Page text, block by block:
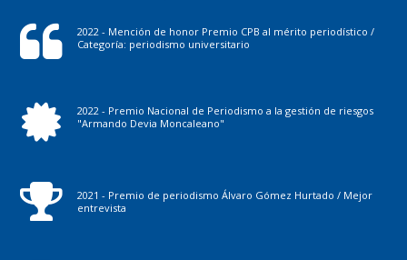
2022 - Mención de honor Premio CPB al mérito periodístico /
Categoría: periodismo universitario
2022 - Premio Nacional de Periodismo a la gestión de riesgos
"Armando Devia Moncaleano"
2021 - Premio de periodismo Álvaro Gómez Hurtado / Mejor
entrevista